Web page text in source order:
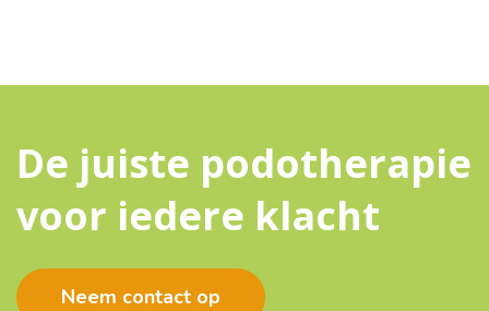
De juiste podotherapie
voor iedere klacht
Neem contact op